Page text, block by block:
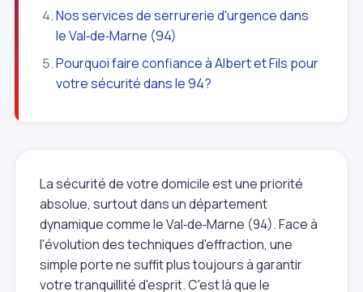
Nos services de serrurerie d'urgence dans
le Val‑de‑Marne (94)
Pourquoi faire confiance à Albert et Fils pour
votre sécurité dans le 94?
La sécurité de votre domicile est une priorité
absolue, surtout dans un département
dynamique comme le Val‑de‑Marne (94). Face à
l'évolution des techniques d'effraction, une
simple porte ne suffit plus toujours à garantir
votre tranquillité d'esprit. C'est là que le